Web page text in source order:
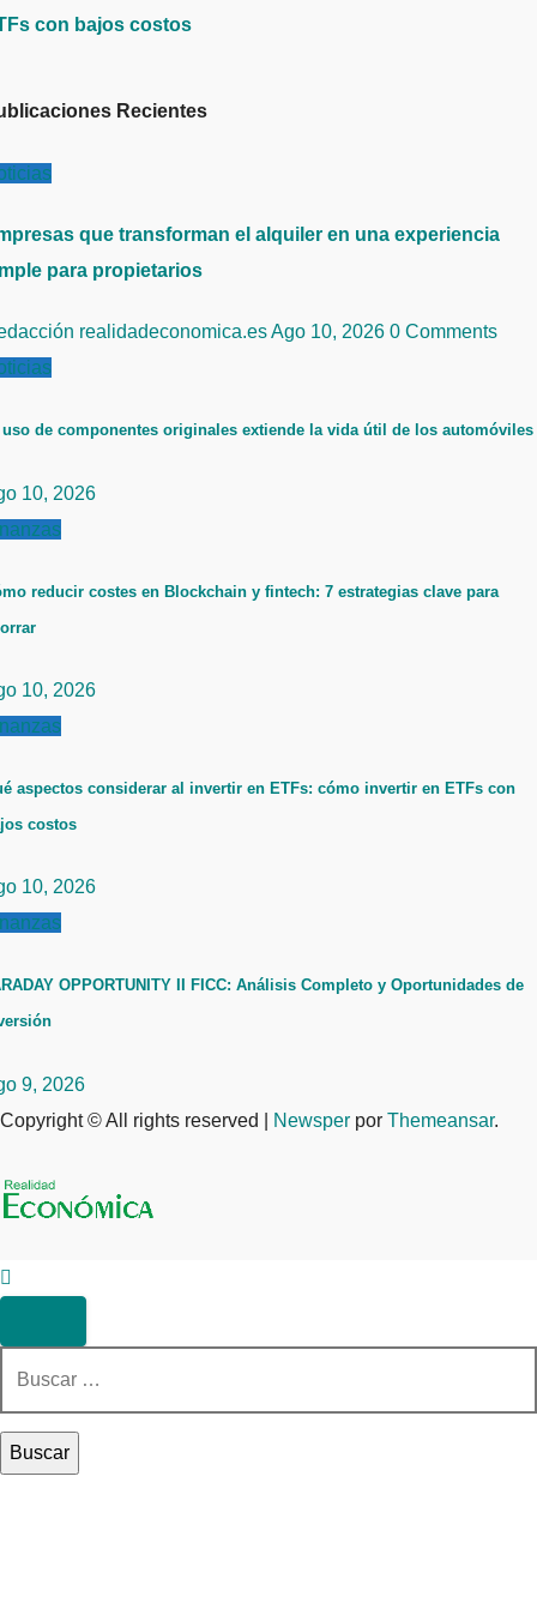
con bajos costos
Recientes
que transforman el alquiler en una experiencia
para propietarios
realidadeconomica.esAgo 10, 2026 0 Comments
de componentes originales extiende la vida útil de los automóviles
10, 2026
reducir costes en Blockchain y fintech: 7 estrategias clave para
10, 2026
aspectos considerar al invertir en ETFs: cómo invertir en ETFs con
costos
10, 2026
OPPORTUNITY II FICC: Análisis Completo y Oportunidades de
9, 2026
Copyright © All rights reserved
Newsper por Themeansar.